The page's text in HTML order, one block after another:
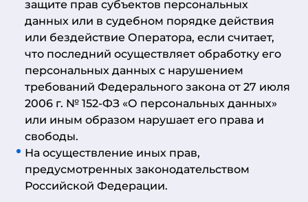
защите прав субъектов персональных
данных или в судебном порядке действия
или бездействие Оператора, если считает,
что последний осуществляет обработку его
персональных данных с нарушением
требований Федерального закона от 27 июля
2006 г. № 152-ФЗ «О персональных данных»
или иным образом нарушает его права и
свободы.
На осуществление иных прав,
предусмотренных законодательством
Российской Федерации.